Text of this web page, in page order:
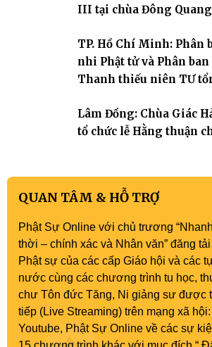
III tại chùa Đông Quang
TP. Hồ Chí Minh: Phân
nhi Phật tử và Phân
Thanh thiếu niên TƯ
Lâm Đồng: Chùa Giác
tổ chức lễ Hằng thuận
QUAN TÂM & HỖ TRỢ
Phật Sự Online với chủ trương
thời – chính xác và Nhân văn” đăng
Phật sự của các cấp Giáo hội và các
nước cùng các chương trình tu học,
chư Tôn đức Tăng, Ni giảng sư được
tiếp (Live Streaming) trên mạng xã
Youtube, Phật Sự Online về các sự